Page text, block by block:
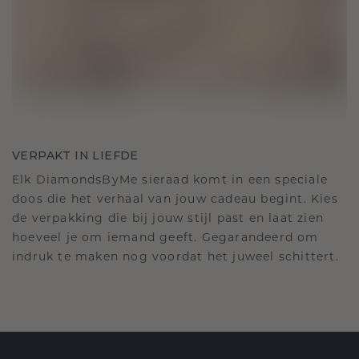
VERPAKT IN LIEFDE
Elk DiamondsByMe sieraad komt in een speciale
doos die het verhaal van jouw cadeau begint. Kies
de verpakking die bij jouw stijl past en laat zien
hoeveel je om iemand geeft. Gegarandeerd om
indruk te maken nog voordat het juweel schittert.